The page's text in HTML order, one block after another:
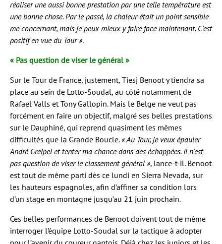
réaliser une aussi bonne prestation par une telle température est
une bonne chose. Par le passé, la chaleur était un point sensible
me concernant, mais je peux mieux y faire face maintenant. C’est
positif en vue du Tour ».
« Pas question de viser le général »
Sur le Tour de France, justement, Tiesj Benoot y tiendra sa
place au sein de Lotto-Soudal, au côté notamment de
Rafael Valls et Tony Gallopin. Mais le Belge ne veut pas
forcément en faire un objectif, malgré ses belles prestations
sur le Dauphiné, qui reprend quasiment les mêmes
difficultés que la Grande Boucle.« Au Tour, je veux épauler
André Greipel et tenter ma chance dans des échappées. Il n’est
pas question de viser le classement général », lance-t-il. Benoot
est tout de même parti dès ce lundi en Sierra Nevada, sur
les hauteurs espagnoles, afin d’affiner sa condition lors
d’un stage en montagne jusqu’au 21 juin prochain.
Ces belles performances de Benoot doivent tout de même
interroger l’équipe Lotto-Soudal sur la tactique à adopter